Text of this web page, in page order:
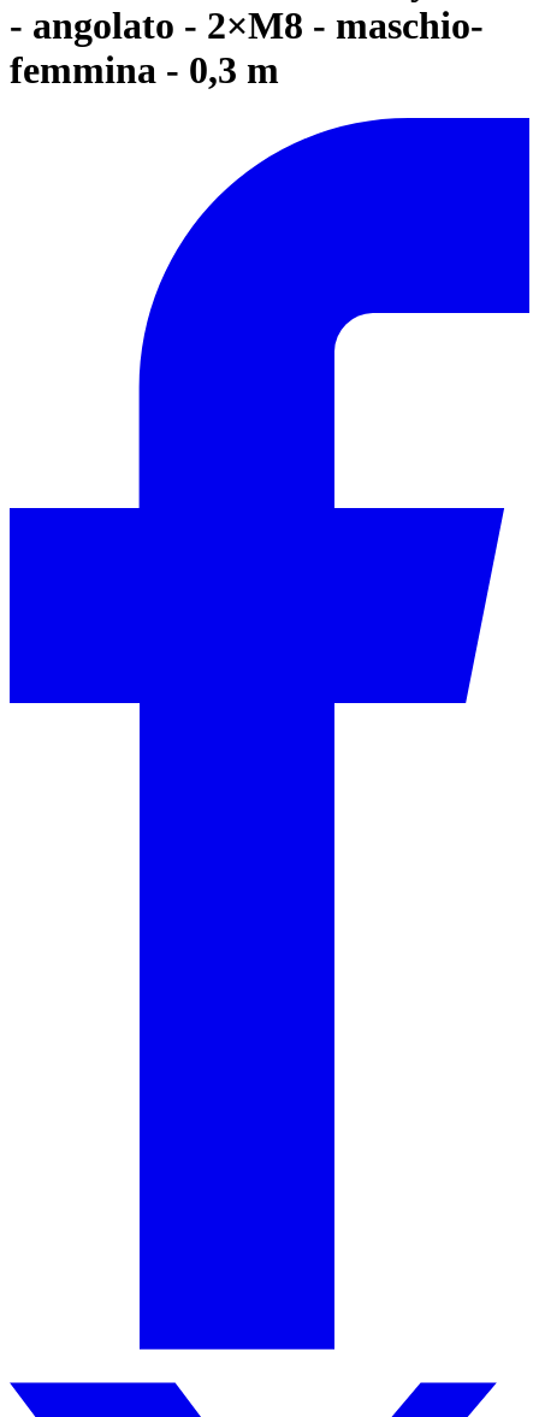
- angolato - 2×M8 - maschio-
femmina - 0,3 m